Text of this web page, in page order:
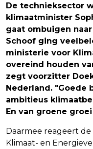
De technieksector
klimaatminister
gaat ombuigen
Schoof ging
ministerie voor
overeind houden
zegt voorzitter
Nederland. "Goede
ambitieus
En van groene
Daarmee reageert
Klimaat- en